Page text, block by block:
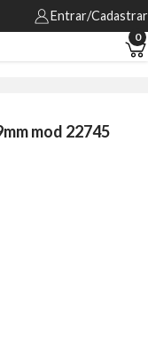
Entrar/Cadastrar
0
mod 22745